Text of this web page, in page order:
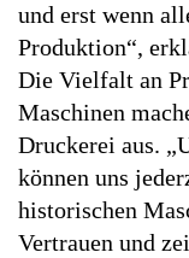
und erst wenn
Produktion“,
Die Vielfalt an
Maschinen
Druckerei aus.
können uns
historischen
Vertrauen und